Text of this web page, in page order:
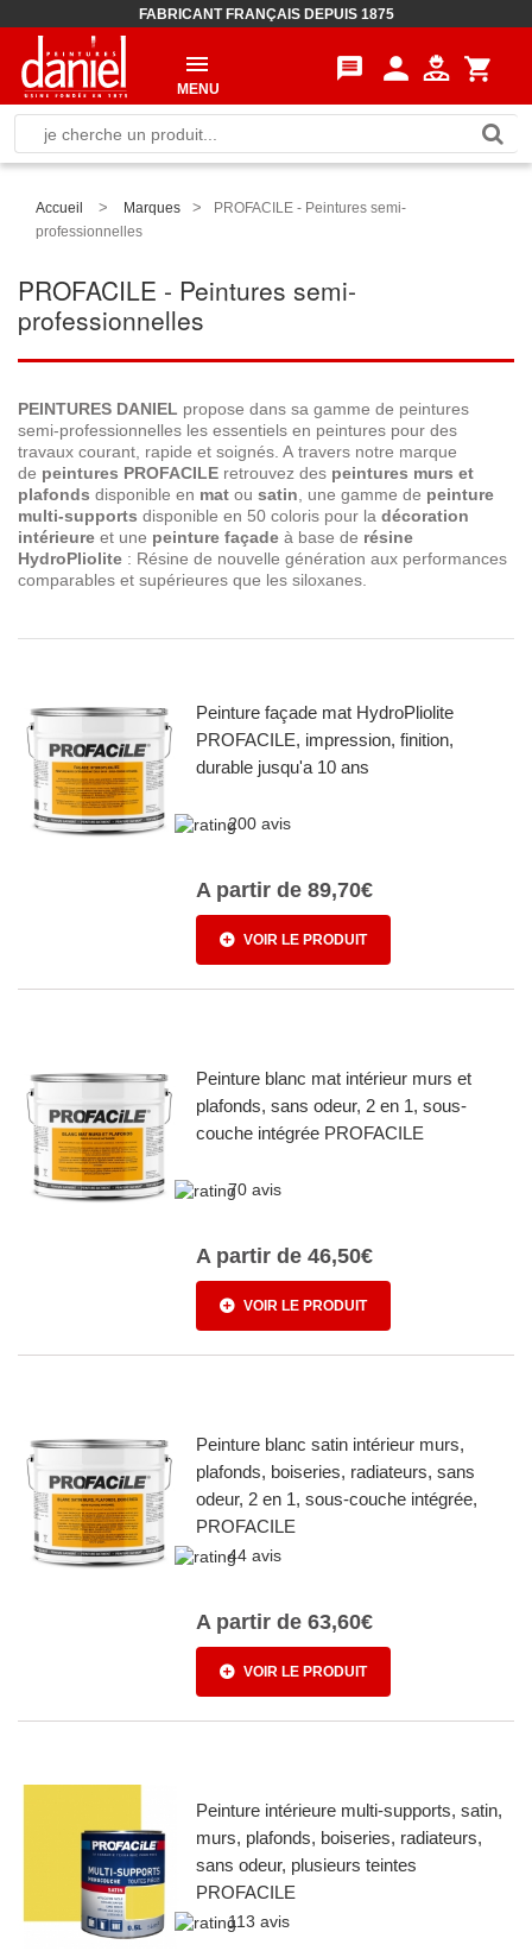
FABRICANT FRANÇAIS DEPUIS 1875
message person shopping_cart
MENU
Accueil > Marques >
PROFACILE - Peintures semi-
professionnelles
PROFACILE - Peintures semi-
professionnelles
PEINTURES DANIEL propose dans sa gamme de peintures
semi-professionnelles les essentiels en peintures pour des
travaux courant, rapide et soignés. A travers notre marque
de peintures PROFACILE retrouvez des peintures murs et
plafonds disponible en mat ou satin , une gamme de peinture
multi-supports disponible en 50 coloris pour la décoration
intérieure et une peinture façade à base de résine
HydroPliolite : Résine de nouvelle génération aux performances
comparables et supérieures que les siloxanes.
Peinture façade mat HydroPliolite
PROFACILE, impression, finition,
durable jusqu'a 10 ans
200 avis
A partir de 89,70€
VOIR LE PRODUIT
Peinture blanc mat intérieur murs et
plafonds, sans odeur, 2 en 1, sous-
couche intégrée PROFACILE
70 avis
A partir de 46,50€
VOIR LE PRODUIT
Peinture blanc satin intérieur murs,
plafonds, boiseries, radiateurs, sans
odeur, 2 en 1, sous-couche intégrée,
PROFACILE
44 avis
A partir de 63,60€
VOIR LE PRODUIT
Peinture intérieure multi-supports, satin,
murs, plafonds, boiseries, radiateurs,
sans odeur, plusieurs teintes
PROFACILE
113 avis